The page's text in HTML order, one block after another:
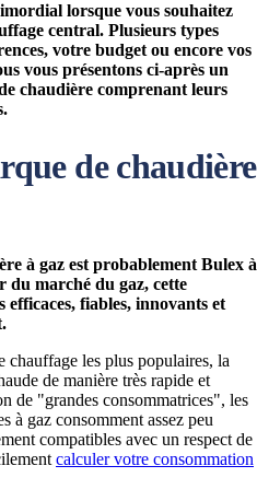
lorsque vous souhaitez
central. Plusieurs types
votre budget ou encore vos
vous présentons ci-après un
chaudière comprenant leurs
de chaudière
à gaz est probablement Bulex à
du marché du gaz, cette
efficaces, fiables, innovants et
chauffage les plus populaires, la
de manière très rapide et
de "grandes consommatrices", les
à gaz consomment assez peu
compatibles avec un respect de
calculer votre consommation